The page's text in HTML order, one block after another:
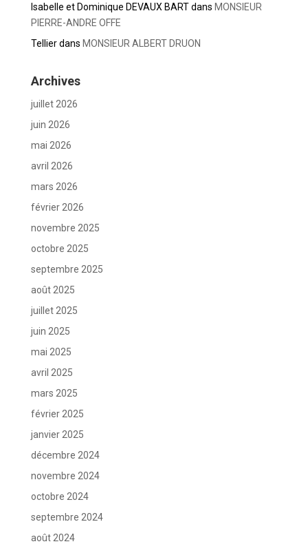
Isabelle et Dominique DEVAUX BARTdans MONSIEUR
PIERRE-ANDRE OFFE
Tellierdans MONSIEUR ALBERT DRUON
Archives
juillet 2026
juin 2026
mai 2026
avril 2026
mars 2026
février 2026
novembre 2025
octobre 2025
septembre 2025
août 2025
juillet 2025
juin 2025
mai 2025
avril 2025
mars 2025
février 2025
janvier 2025
décembre 2024
novembre 2024
octobre 2024
septembre 2024
août 2024